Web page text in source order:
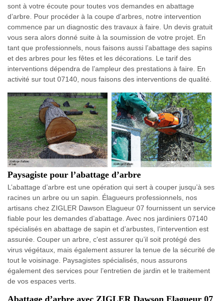
sont à votre écoute pour toutes vos demandes en abattage
d’arbre. Pour procéder à la coupe d'arbres, notre intervention
commence par un diagnostic des travaux à faire. Un devis gratuit
vous sera alors donné suite à la soumission de votre projet. En
tant que professionnels, nous faisons aussi l’abattage des sapins
et des arbres pour les fêtes et les décorations. Le tarif des
interventions dépendra de l’ampleur des prestations à faire. En
activité sur tout 07140, nous faisons des interventions de qualité.
Paysagiste pour l’abattage d’arbre
L’abattage d’arbre est une opération qui sert à couper jusqu’à ses
racines un arbre ou un sapin. Élagueurs professionnels, nos
artisans chez ZIGLER Dawson Elagueur 07 fournissent un service
fiable pour les demandes d’abattage. Avec nos jardiniers 07140
spécialisés en abattage de sapin et d’arbustes, l’intervention est
assurée. Couper un arbre, c'est assurer qu’il soit protégé des
virus végétaux, mais également assurer la tenue de la sécurité de
tout le voisinage. Paysagistes spécialisés, nous assurons
également des services pour l’entretien de jardin et le traitement
de vos espaces verts.